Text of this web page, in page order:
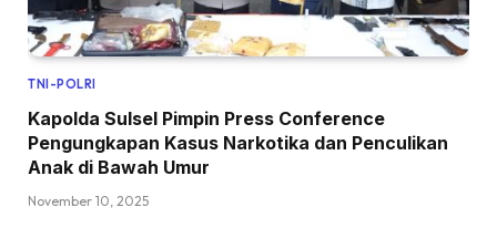
TNI-POLRI
Kapolda Sulsel Pimpin Press Conference
Pengungkapan Kasus Narkotika dan Penculikan
Anak di Bawah Umur
November 10, 2025